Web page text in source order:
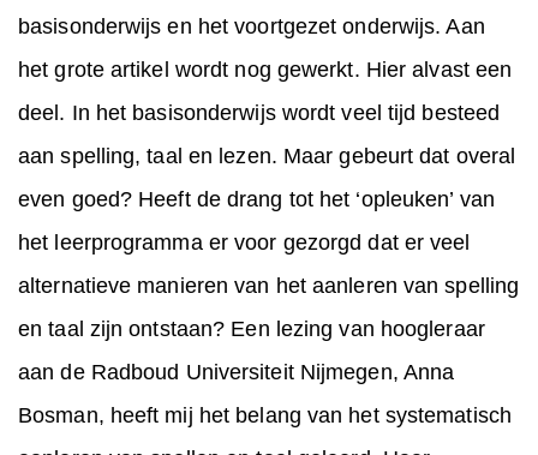
basisonderwijs en het voortgezet onderwijs. Aan
het grote artikel wordt nog gewerkt. Hier alvast een
deel. In het basisonderwijs wordt veel tijd besteed
aan spelling, taal en lezen. Maar gebeurt dat overal
even goed? Heeft de drang tot het ‘opleuken’ van
het leerprogramma er voor gezorgd dat er veel
alternatieve manieren van het aanleren van spelling
en taal zijn ontstaan? Een lezing van hoogleraar
aan de Radboud Universiteit Nijmegen, Anna
Bosman, heeft mij het belang van het systematisch